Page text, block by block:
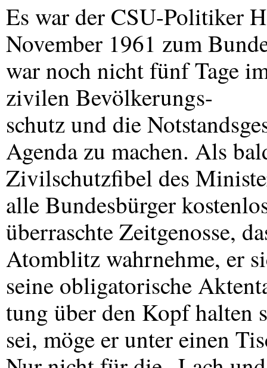
Es war der CSU-Politiker
November 1961 zum
war noch nicht fünf Tage
zivilen Bevölkerungs-
schutz und die
Agenda zu machen. Als
Zivilschutzfibel des
alle Bundesbürger
überraschte Zeitgenosse,
Atomblitz wahrnehme, er
seine obligatorische
tung über den Kopf halten
sei, möge er unter einen